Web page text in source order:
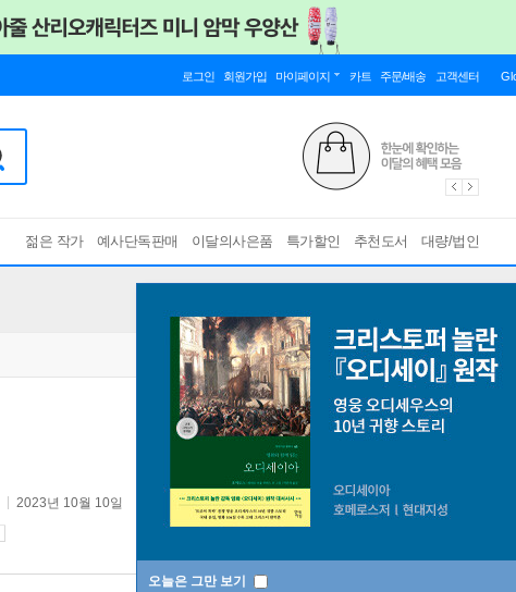
로그인 회원가입 마이페이지 카트 주문/배송 고객센터
젊은 작가 예사단독판매 이달의사은품 특가할인 추천도서 대량/법인
오늘은 그만 보기
2023년 10월 10일